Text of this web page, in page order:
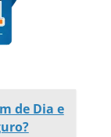
de Dia e